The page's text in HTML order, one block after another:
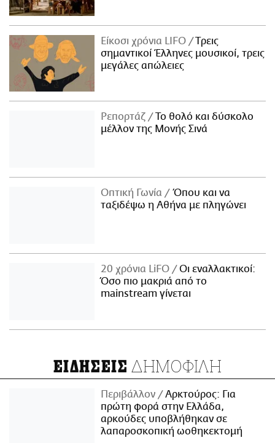
Είκοσι χρόνια LIFO
Tρεις
σημαντικοί Έλληνες μουσικοί, τρεις
μεγάλες απώλειες
Ρεπορτάζ
Το θολό και δύσκολο
μέλλον της Μονής Σινά
Οπτική Γωνία
Όπου και να
ταξιδέψω η Αθήνα με πληγώνει
20 χρόνια LiFO
Οι εναλλακτικοί:
Όσο πιο μακριά από το
mainstream γίνεται
ΕΙΔΗΣΕΙΣ ΔΗΜΟΦΙΛΗ
Περιβάλλον
Αρκτούρος: Για
πρώτη φορά στην Ελλάδα,
αρκούδες υποβλήθηκαν σε
λαπαροσκοπική ωοθηκεκτομή